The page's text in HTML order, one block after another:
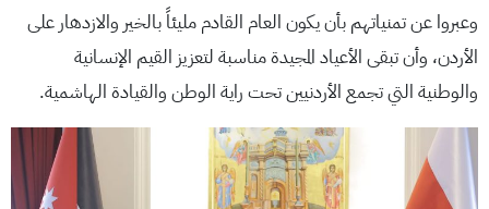
وعبروا عن تمنياتهم بأن يكون العام القادم مليئاً بالخير والازدهار على
الأردن، وأن تبقى الأعياد المجيدة مناسبة لتعزيز القيم الإنسانية
والوطنية التي تجمع الأردنيين تحت راية الوطن والقيادة الهاشمية.